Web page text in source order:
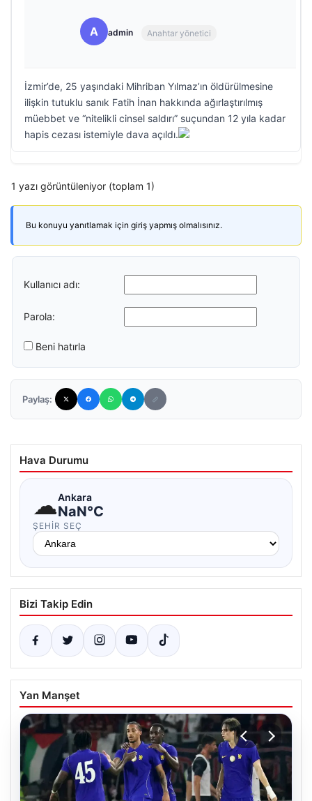
A admin Anahtar yönetici
İzmir’de, 25 yaşındaki Mihriban Yılmaz’ın öldürülmesine
ilişkin tutuklu sanık Fatih İnan hakkında ağırlaştırılmış
müebbet ve “nitelikli cinsel saldırı” suçundan 12 yıla kadar
hapis cezası istemiyle dava açıldı.
1 yazı görüntüleniyor (toplam 1)
Bu konuyu yanıtlamak için giriş yapmış olmalısınız.
Kullanıcı adı:
Parola:
Beni hatırla
Paylaş:
Hava Durumu
☁Ankara
NaN°C
ŞEHIR SEÇ
Bizi Takip Edin
Yan Manşet